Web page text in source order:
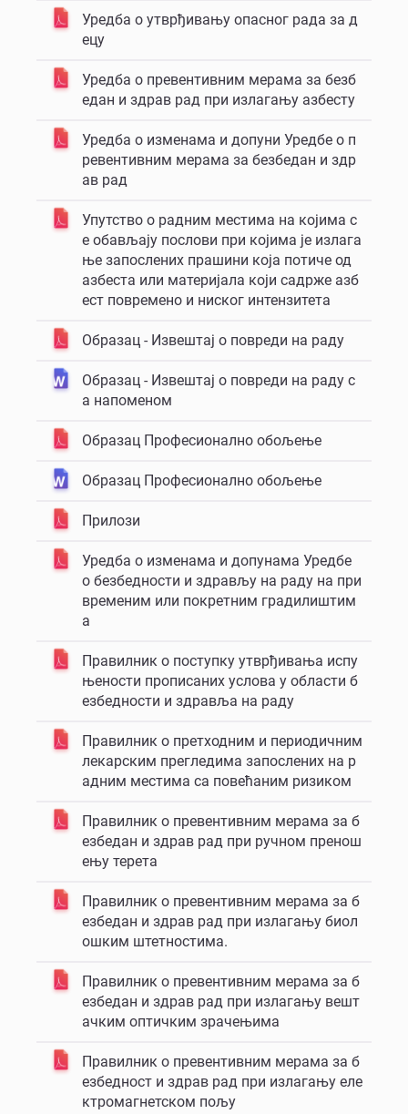
Уредба о утврђивању опасног рада за д
ецу
Уредба о превентивним мерама за безб
едан и здрав рад при излагању азбесту
Уредба о изменама и допуни Уредбе о п
ревентивним мерама за безбедан и здр
ав рад
Упутство о радним местима на којима с
е обављају послови при којима је излага
ње запослених прашини која потиче од
азбеста или материјала који садрже азб
ест повремено и ниског интензитета
Образац - Извештај о повреди на раду
Образац - Извештај о повреди на раду с
а напоменом
Образац Професионално обољење
Образац Професионално обољење
Прилози
Уредба о изменама и допунама Уредбе
о безбедности и здрављу на раду на при
временим или покретним градилиштим
а
Правилник о поступку утврђивања испу
њености прописаних услова у области б
езбедности и здравља на раду
Правилник о претходним и периодичним
лекарским прегледима запослених на р
адним местима са повећаним ризиком
Правилник о превентивним мерама за б
езбедан и здрав рад при ручном пренош
ењу терета
Правилник о превентивним мерама за б
езбедан и здрав рад при излагању биол
ошким штетностима.
Правилник о превентивним мерама за б
езбедан и здрав рад при излагању вешт
ачким оптичким зрачењима
Правилник о превентивним мерама за б
езбедност и здрав рад при излагању еле
ктромагнетском пољу